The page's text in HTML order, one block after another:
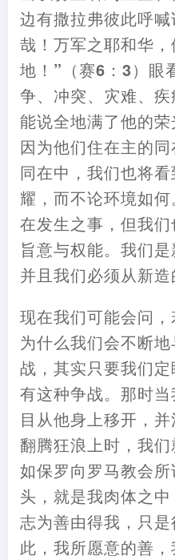
边有撒拉弗彼此呼喊
哉 ！ 万军之耶和华 ，
地 ！ ” （赛6 ： 3） 眼
争、冲突、灾难、
能说全地满了他的荣
因为他们住在主的
同在中 ， 我们也将
耀 ， 而不论环境如
在发生之事 ， 但我
旨意与权能。我们
并且我们必须从新造
现在我们可能会问 ，
为什么我们会不断
战 ， 其实只要我们
有这种争战。那时
目从他身上移开 ，
翻腾狂浪上时 ， 我
如保罗向罗马教会所
头 ， 就是我肉体之中
志为善由得我 ， 只
此 ， 我所愿意的善 ，